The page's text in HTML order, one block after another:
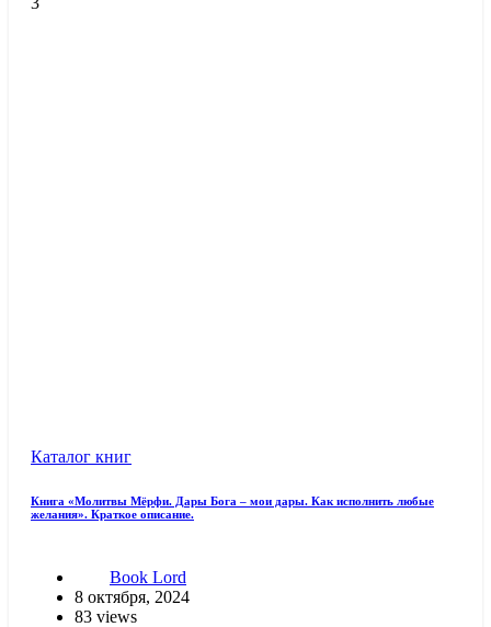
Каталог книг
Книга «Молитвы Мёрфи. Дары Бога – мои дары. Как исполнить любые
желания». Краткое описание.
Book Lord
8 октября, 2024
83 views